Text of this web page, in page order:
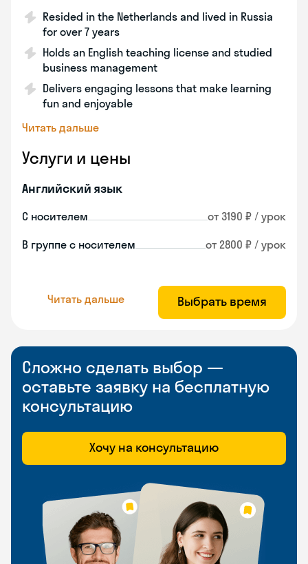
Resided in the Netherlands and lived in Russia
for over 7 years
Holds an English teaching license and studied
business management
Delivers engaging lessons that make learning
fun and enjoyable
Читать дальше
Услуги и цены
Английский язык
С носителем от 3190 ₽ / урок
В группе с носителем от 2800 ₽ / урок
Читать дальше Выбрать время
Сложно сделать выбор —
оставьте заявку на бесплатную
консультацию
Хочу на консультацию